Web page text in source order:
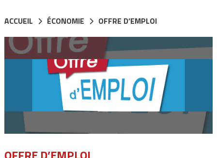
ACCUEIL ÉCONOMIE OFFRE D’EMPLOI